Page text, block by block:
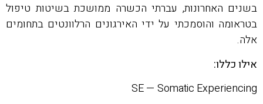
בשנים האחרונות, עברתי הכשרה ממושכת בשיטות טיפול
בטראומה והוסמכתי על ידי האירגונים הרלוונטים בתחומים
אלה.
אילו כללו:
SE — Somatic Experiencing